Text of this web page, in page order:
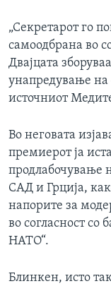
„Секретарот го
самоодбрана во
Двајцата
унапредување на
источниот
Во неговата
премиерот ја
продлабочување
САД и Грција,
напорите за
во согласност со
НАТО“.
Блинкен, исто